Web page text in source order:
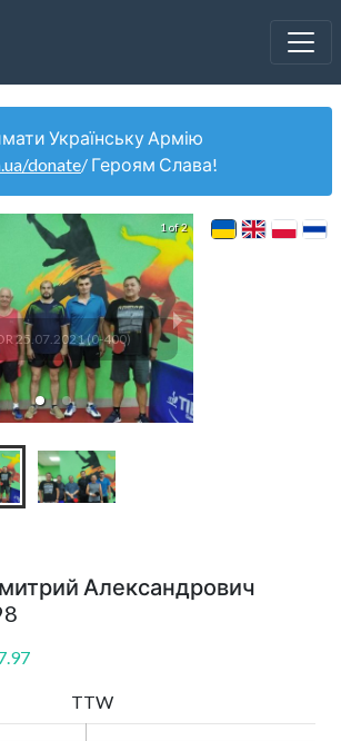
Українську Армію
donate/ Героям Слава!
25.07.2021 (0-400)
1 of 2
Александрович
TTW